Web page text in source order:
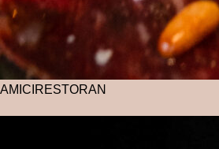
AMICI RESTORAN